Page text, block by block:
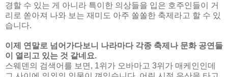
경할 수 있는 게 아니라 특이한 의상들을 입은 호주인들이 거
리로 쏟아져 나와 보는 재미도 아주 쏠쏠한 축제라고 할 수 있
습니다.
이제 연말로 넘어가다보니 나라마다 각종 축제나 문화 공연들
이 열리고 있는 것 같네요.
스웨덴의 검색어를 보면, 1위가 오바마고 3위가 매케인인데